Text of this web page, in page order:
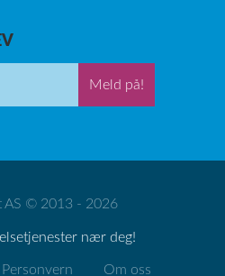
Meld på!
AS © 2013 - 2026
nær deg!
Personvern Om oss